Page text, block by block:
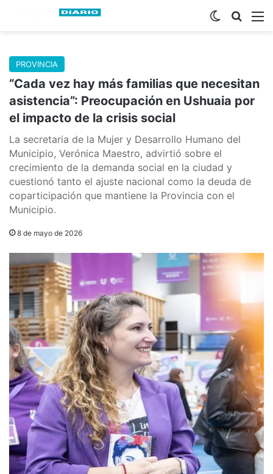
Buscar
Switch skin
PROVINCIA
“Cada vez hay más familias que necesitan
asistencia”: Preocupación en Ushuaia por
el impacto de la crisis social
La secretaria de la Mujer y Desarrollo Humano del
Municipio, Verónica Maestro, advirtió sobre el
crecimiento de la demanda social en la ciudad y
cuestionó tanto el ajuste nacional como la deuda de
coparticipación que mantiene la Provincia con el
Municipio.
8 de mayo de 2026